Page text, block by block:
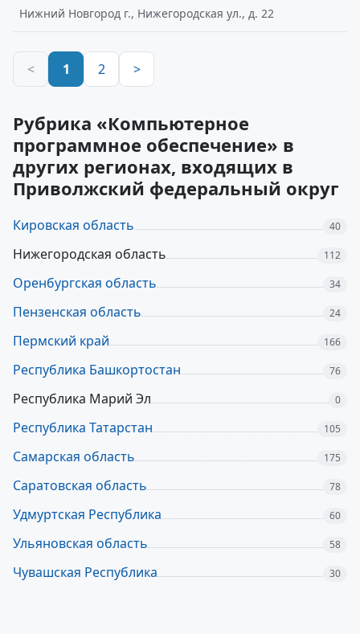
Нижний Новгород г., Нижегородская ул., д. 22
< 1 2 >
Рубрика «Компьютерное
программное обеспечение» в
других регионах, входящих в
Приволжский федеральный округ
Кировская область 40
Нижегородская область 112
Оренбургская область 34
Пензенская область 24
Пермский край 166
Республика Башкортостан 76
Республика Марий Эл 0
Республика Татарстан 105
Самарская область 175
Саратовская область 78
Удмуртская Республика 60
Ульяновская область 58
Чувашская Республика 30